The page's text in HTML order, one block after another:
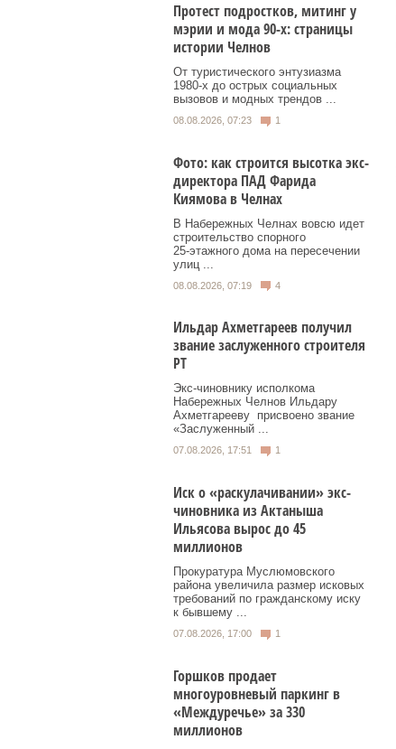
Протест подростков, митинг у
мэрии и мода 90-х: страницы
истории Челнов
От туристического энтузиазма
1980‑х до острых социальных
вызовов и модных трендов ...
08.08.2026, 07:23 1
Фото: как строится высотка экс-
директора ПАД Фарида
Киямова в Челнах
В Набережных Челнах вовсю идет
строительство спорного
25‑этажного дома на пересечении
улиц ...
08.08.2026, 07:19 4
Ильдар Ахметгареев получил
звание заслуженного строителя
РТ
Экс‑чиновнику исполкома
Набережных Челнов Ильдару
Ахметгарееву присвоено звание
«Заслуженный ...
07.08.2026, 17:51 1
Иск о «раскулачивании» экс-
чиновника из Актаныша
Ильясова вырос до 45
миллионов
Прокуратура Муслюмовского
района увеличила размер исковых
требований по гражданскому иску
к бывшему ...
07.08.2026, 17:00 1
Горшков продает
многоуровневый паркинг в
«Междуречье» за 330
миллионов